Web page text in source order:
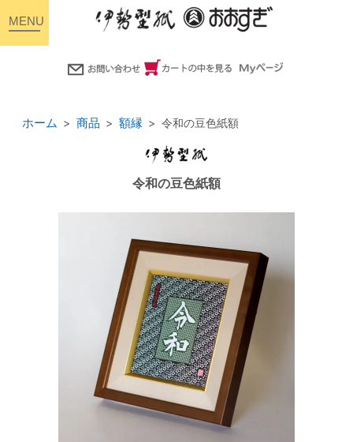
ホーム 商品 額縁 令和の豆色紙額
令和の豆色紙額
toggle
navigation